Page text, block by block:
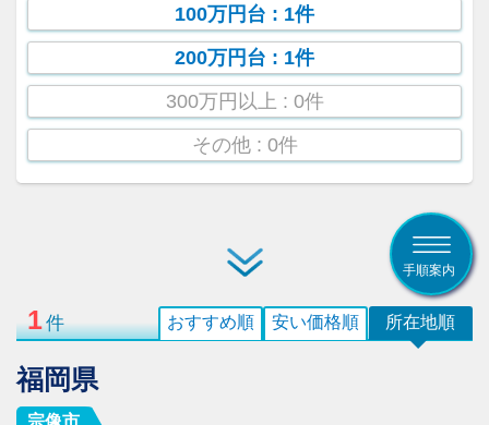
100万円台 : 1件
200万円台 : 1件
300万円以上 : 0件
その他 : 0件
手順案内
1件 所在地順
安い価格順
おすすめ順
福岡県
宗像市